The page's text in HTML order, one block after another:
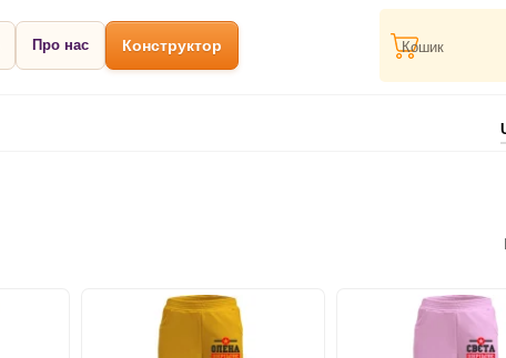
Про нас Конструктор Кошик